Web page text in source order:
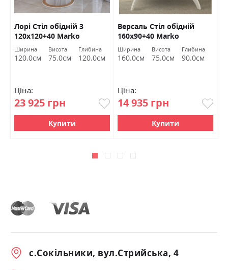
Лорі Стіл обідній 3
120х120+40 Marko
Ширина
120.0см
Висота
75.0см
Глибина
120.0см
Ціна:
23 925 грн
Купити
Версаль Стіл обідній
160х90+40 Marko
Ширина
160.0см
Висота
75.0см
Глибина
90.0см
Ціна:
14 935 грн
Купити
с.Сокільники, вул.Стрийська, 4